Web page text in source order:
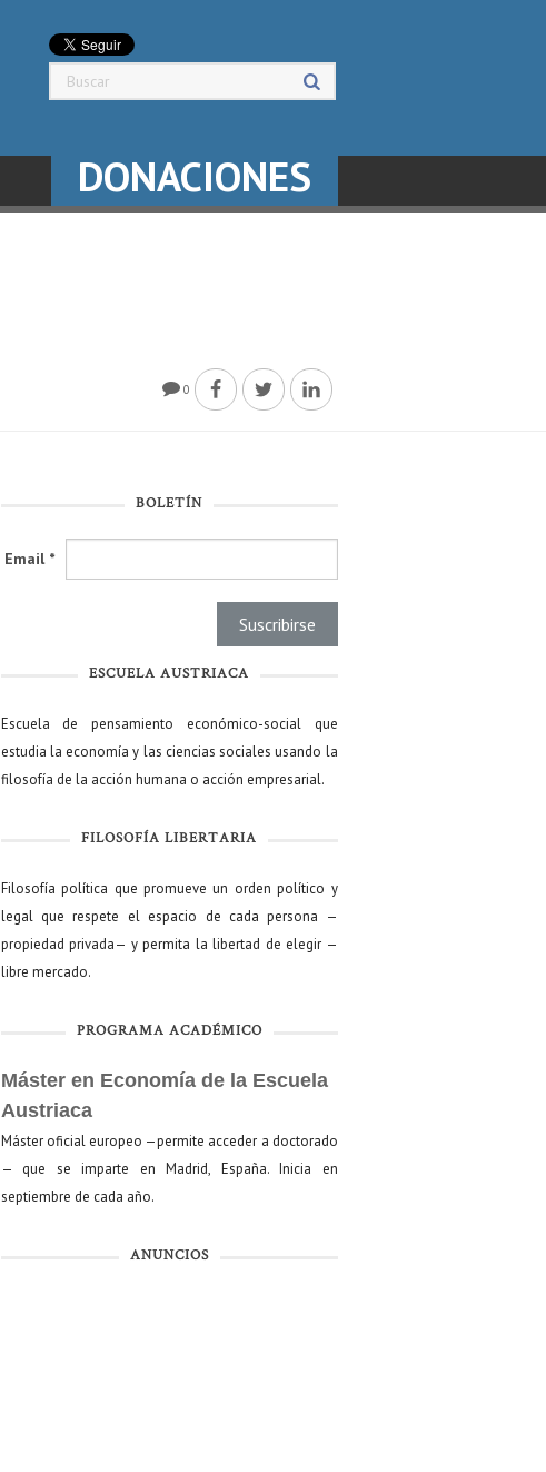
DONACIONES
0
BOLETÍN
Email *
ESCUELA AUSTRIACA
Escuela de pensamiento económico-social que
estudia la economía y las ciencias sociales usando la
filosofía de la acción humana o acción empresarial.
FILOSOFÍA LIBERTARIA
Filosofía política que promueve un orden político y
legal que respete el espacio de cada persona —
propiedad privada— y permita la libertad de elegir —
libre mercado.
PROGRAMA ACADÉMICO
Máster en Economía de la Escuela
Austriaca
Máster oficial europeo —permite acceder a doctorado
— que se imparte en Madrid, España. Inicia en
septiembre de cada año.
ANUNCIOS